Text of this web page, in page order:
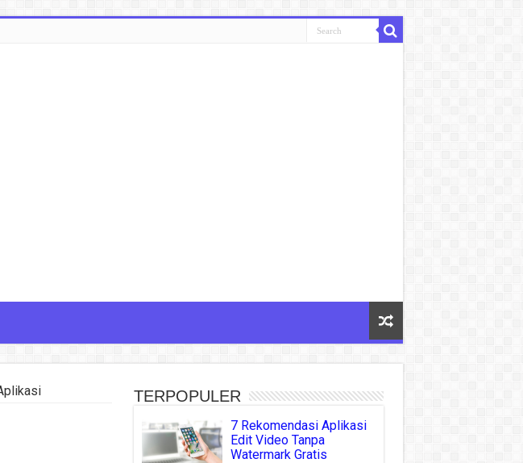
TERPOPULER
7 Rekomendasi Aplikasi
Edit Video Tanpa
Watermark Gratis